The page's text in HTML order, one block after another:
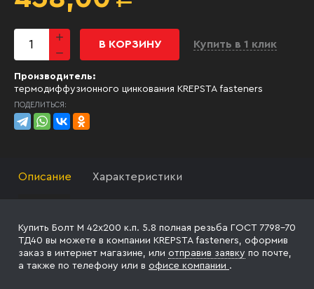
В КОРЗИНУ Купить в 1 клик
Производитель:
термодиффузионного цинкования KREPSTA fasteners
ПОДЕЛИТЬСЯ:
Описание Характеристики
Купить Болт М 42х200 к.п. 5.8 полная резьба ГОСТ 7798-70
ТД40 вы можете в компании KREPSTA fasteners, оформив
заказ в интернет магазине, или отправив заявку по почте,
а также по телефону или в офисе компании .